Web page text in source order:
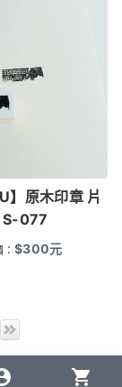
】原木印章 片
S-077
：$300元